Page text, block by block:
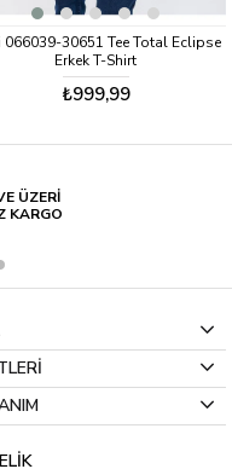
066039-30651 Tee Total Eclipse
Erkek T-Shirt
₺999,99
ÜZERİ
KARGO